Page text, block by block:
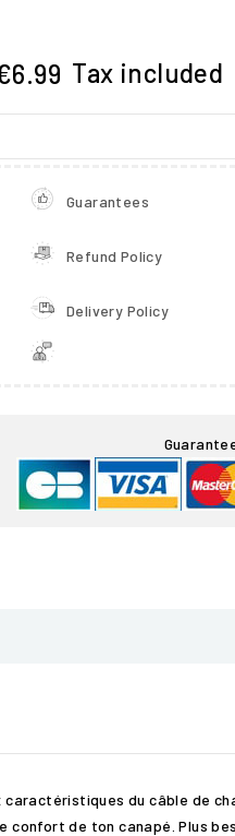
Tax included
Guarantees
Refund Policy
Delivery Policy
du câble de
de ton canapé. Plus